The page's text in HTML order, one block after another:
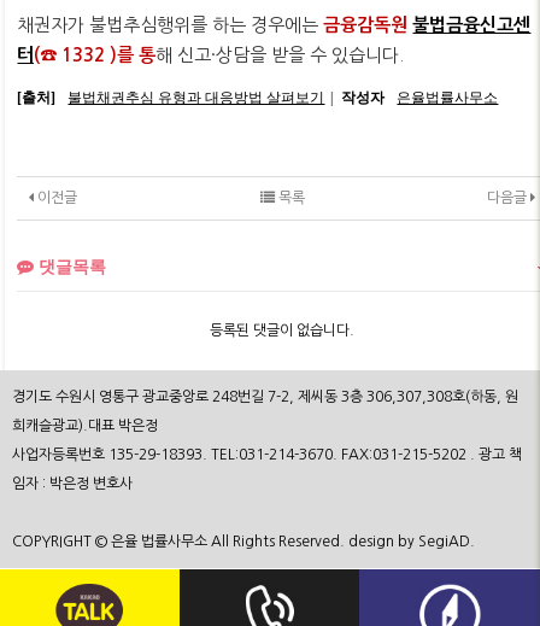
채권자가 불법추심행위를 하는 경우에는금융감독원불법금융신고센
터 (☎ 1332 )를 통해 신고·상담을 받을 수 있습니다.
[출처] 불법채권추심 유형과 대응방법 살펴보기 작성자 은율법률사무소
이전글 다음글
목록
댓글목록
등록된 댓글이 없습니다.
경기도 수원시 영통구 광교중앙로 248번길 7-2, 제씨동 3층 306,307,308호(하동, 원
희캐슬광교).대표 박은정
사업자등록번호 135-29-18393. TEL:031-214-3670. FAX:031-215-5202 . 광고 책
임자 : 박은정 변호사
COPYRIGHT © 은율 법률사무소 All Rights Reserved. design by SegiAD.